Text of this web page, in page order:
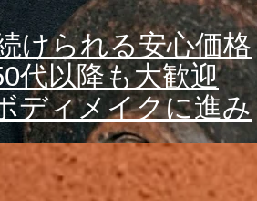
けられる安心価格
代以降も大歓迎
ディメイクに進み